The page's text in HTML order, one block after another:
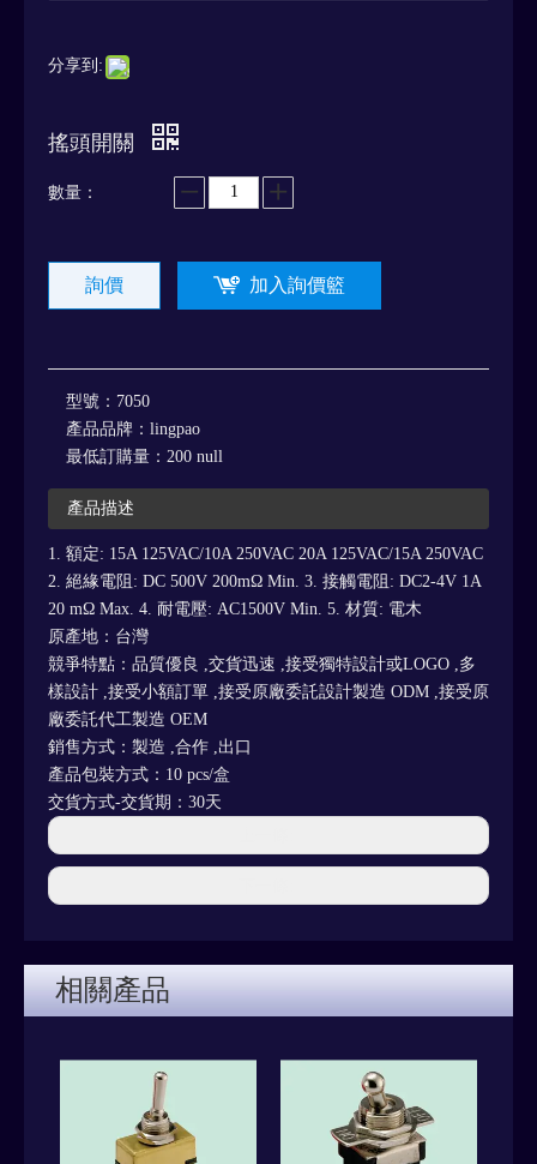
分享到:
搖頭開關
數量：
詢價 加入詢價籃
型號： 7050
產品品牌： lingpao
最低訂購量： 200 null
產品描述
1. 額定: 15A 125VAC/10A 250VAC 20A 125VAC/15A 250VAC
2. 絕緣電阻: DC 500V 200mΩ Min. 3. 接觸電阻: DC2-4V 1A
20 mΩ Max. 4. 耐電壓: AC1500V Min. 5. 材質: 電木
原產地：台灣
競爭特點：品質優良 ,交貨迅速 ,接受獨特設計或LOGO ,多
樣設計 ,接受小額訂單 ,接受原廠委託設計製造 ODM ,接受原
廠委託代工製造 OEM
銷售方式：製造 ,合作 ,出口
產品包裝方式：10 pcs/盒
交貨方式-交貨期：30天
相關產品